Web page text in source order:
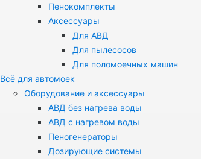
Пенокомплекты
Аксессуары
Для АВД
Для пылесосов
Для поломоечных машин
Всё для автомоек
Оборудование и аксессуары
АВД без нагрева воды
АВД с нагревом воды
Пеногенераторы
Дозирующие системы